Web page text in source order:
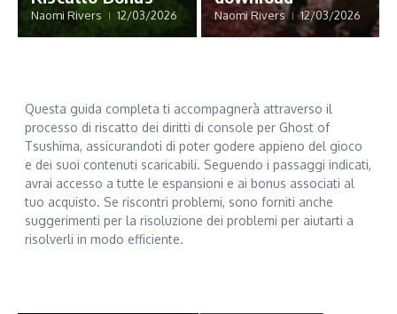
Naomi Rivers 12/03/2026 Naomi Rivers 12/03/2026
Questa guida completa ti accompagnerà attraverso il
processo di riscatto dei diritti di console per Ghost of
Tsushima, assicurandoti di poter godere appieno del gioco
e dei suoi contenuti scaricabili. Seguendo i passaggi indicati,
avrai accesso a tutte le espansioni e ai bonus associati al
tuo acquisto. Se riscontri problemi, sono forniti anche
suggerimenti per la risoluzione dei problemi per aiutarti a
risolverli in modo efficiente.